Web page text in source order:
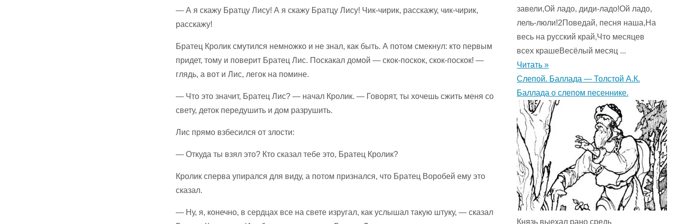
— А я скажу Братцу Лису! А я скажу Братцу Лису! Чик-чирик, расскажу, чик-чирик,
расскажу!
Братец Кролик смутился немножко и не знал, как быть. А потом смекнул: кто первым
придет, тому и поверит Братец Лис. Поскакал домой — скок-поскок, скок-поскок! —
глядь, а вот и Лис, легок на помине.
— Что это значит, Братец Лис? — начал Кролик. — Говорят, ты хочешь сжить меня со
свету, деток передушить и дом разрушить.
Лис прямо взбесился от злости:
— Откуда ты взял это? Кто сказал тебе это, Братец Кролик?
Кролик сперва упирался для виду, а потом признался, что Братец Воробей ему это
сказал.
— Ну, я, конечно, в сердцах все на свете изругал, как услышал такую штуку, — сказал
завели,Ой ладо, диди-ладо!Ой ладо,
лель-люли!2Поведай, песня наша,На
весь на русский край,Что месяцев
всех крашеВесёлый месяц ...
Читать »
Слепой. Баллада — Толстой А.К.
Баллада о слепом песеннике.
Князь выехал рано средь